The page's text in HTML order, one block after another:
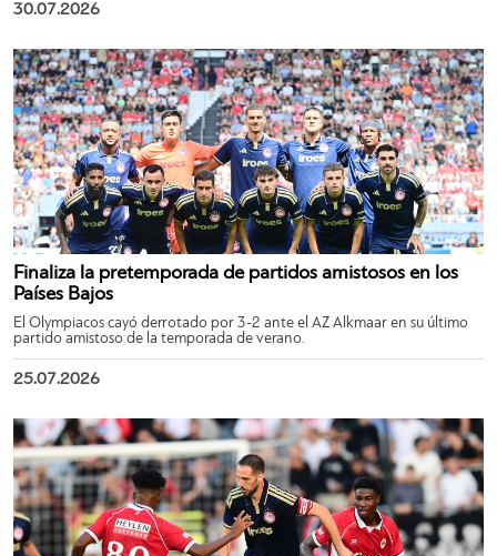
30.07.2026
Finaliza la pretemporada de partidos amistosos en los
Países Bajos
El Olympiacos cayó derrotado por 3-2 ante el AZ Alkmaar en su último
partido amistoso de la temporada de verano.
25.07.2026